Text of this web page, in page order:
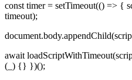
const timer = setTimeout(() => {
timeout);
await
(_) {} })();